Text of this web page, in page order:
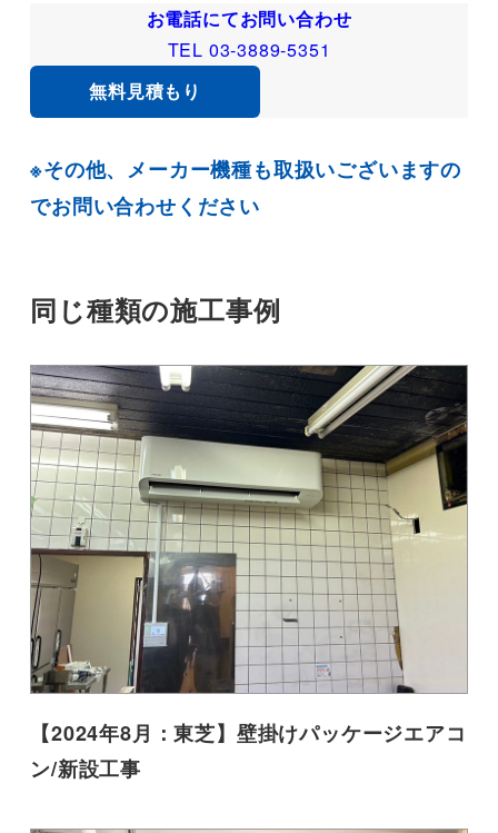
お電話にてお問い合わせ
TEL 03-3889-5351
無料見積もり
※その他、メーカー機種も取扱いございますの
でお問い合わせください
同じ種類の施工事例
【2024年8月：東芝】壁掛けパッケージエアコ
ン/新設工事